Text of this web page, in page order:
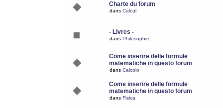
Charte du forum
dans Calcul
- Livres -
dans Philosophie
Come inserire delle formule
matematiche in questo forum
dans Calcolo
Come inserire delle formule
matematiche in questo forum
dans Fisica